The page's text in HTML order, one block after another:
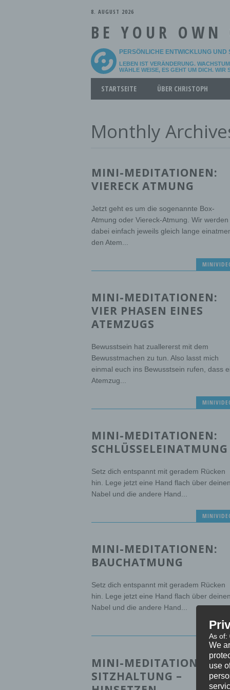
8. AUGUST 2026
BE YOUR OWN
PERSÖNLICHE ENTWICKLUNG UND
LEBEN IST VERÄNDERUNG.
WÄHLE WEISE, ES GEHT UM DICH. WIR
Main menu
STARTSEITE ÜBER CHRISTOPH
Monthly
MINI-MEDITATIONEN:
VIERECK ATMUNG
Jetzt geht es um die sogenannte Box-
Atmung oder Viereck-Atmung. Wir werden
dabei einfach jeweils gleich lange
den Atem...
MINI-MEDITATIONEN:
VIER PHASEN EINES
ATEMZUGS
Bewusstsein hat zuallererst mit dem
Bewusstmachen zu tun. Also lasst mich
einmal euch ins Bewusstsein rufen, dass
Atemzug...
MINI-MEDITATIONEN:
SCHLÜSSELEINATMUNG
Setz dich entspannt mit geradem Rücken
hin. Lege jetzt eine Hand flach über deinen
Nabel und die andere Hand...
MINI-MEDITATIONEN:
BAUCHATMUNG
Setz dich entspannt mit geradem Rücken
hin. Lege jetzt eine Hand flach über deinen
Nabel und die andere Hand...
MINI-MEDITATIONEN:
SITZHALTUNG –
As of:
We
use